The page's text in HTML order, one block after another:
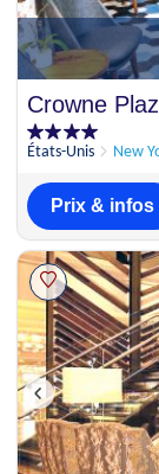
Crowne
États-Unis New
Prix & infos